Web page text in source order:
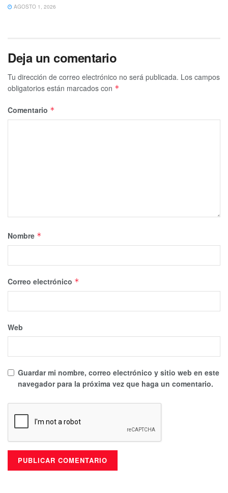
AGOSTO 1, 2026
Deja un comentario
Tu dirección de correo electrónico no será publicada. Los campos
obligatorios están marcados con *
Comentario *
Nombre *
Correo electrónico *
Web
Guardar mi nombre, correo electrónico y sitio web en este
navegador para la próxima vez que haga un comentario.